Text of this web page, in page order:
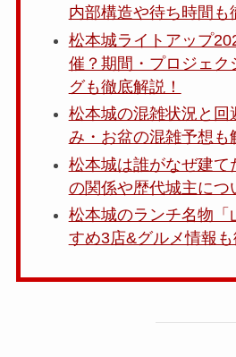
内部構造や待ち時間も
松本城ライトアップ
催？期間・プロジェク
グも徹底解説！
松本城の混雑状況と回
み・お盆の混雑予想も
松本城は誰がなぜ建て
の関係や歴代城主につ
松本城のランチ名物「
すめ3店&グルメ情報も